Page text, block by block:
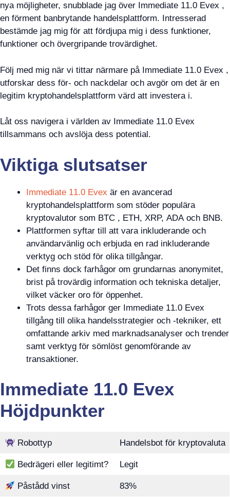
nya möjligheter, snubblade jag över Immediate 11.0 Evex ,
en förment banbrytande handelsplattform. Intresserad
bestämde jag mig för att fördjupa mig i dess funktioner,
funktioner och övergripande trovärdighet.
Följ med mig när vi tittar närmare på Immediate 11.0 Evex ,
utforskar dess för- och nackdelar och avgör om det är en
legitim kryptohandelsplattform värd att investera i.
Låt oss navigera i världen av Immediate 11.0 Evex
tillsammans och avslöja dess potential.
Viktiga slutsatser
Immediate 11.0 Evex är en avancerad
kryptohandelsplattform som stöder populära
kryptovalutor som BTC , ETH, XRP, ADA och BNB.
Plattformen syftar till att vara inkluderande och
användarvänlig och erbjuda en rad inkluderande
verktyg och stöd för olika tillgångar.
Det finns dock farhågor om grundarnas anonymitet,
brist på trovärdig information och tekniska detaljer,
vilket väcker oro för öppenhet.
Trots dessa farhågor ger Immediate 11.0 Evex
tillgång till olika handelsstrategier och -tekniker, ett
omfattande arkiv med marknadsanalyser och trender
samt verktyg för sömlöst genomförande av
transaktioner.
Immediate 11.0 Evex
Höjdpunkter
Robottyp Handelsbot för kryptovaluta
Bedrägeri eller legitimt? Legit
Påstådd vinst 83%